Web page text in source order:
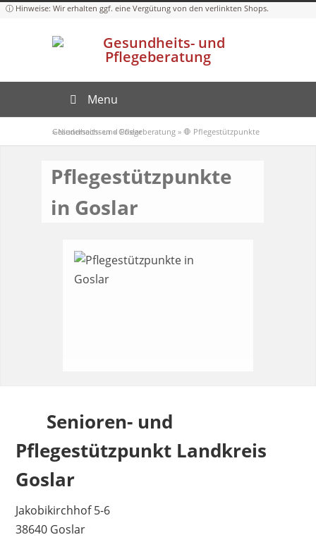
Menu
Gesundheits- und Pflegeberatung » 🛑 Pflegestützpunkte
»Niedersachsen»Goslar
Pflegestützpunkte
in Goslar
Senioren- und
Pflegestützpunkt Landkreis
Goslar
Jakobikirchhof 5-6
38640 Goslar